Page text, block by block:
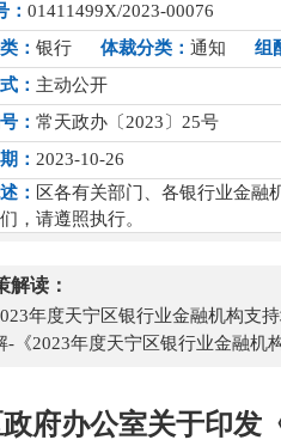
： 01411499X/2023-00076
： 银行 体裁分类： 通知
组
： 主动公开
： 常天政办〔2023〕25号
： 2023-10-26
： 区各有关部门、各银行业金融
，请遵照执行。
解读：
年度天宁区银行业金融机构支
-《2023年度天宁区银行业金融机
政府办公室关于印发